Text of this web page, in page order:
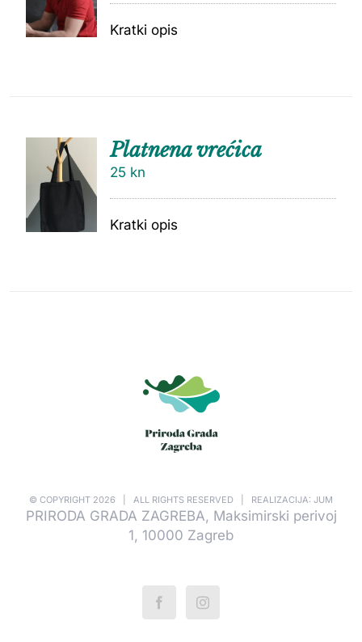
Kratki opis
DODAJ
Platnena vrećica
25 kn
Kratki opis
© COPYRIGHT 2026 | ALL RIGHTS RESERVED | REALIZACIJA: JUM
PRIRODA GRADA ZAGREBA, Maksimirski perivoj
1, 10000 Zagreb